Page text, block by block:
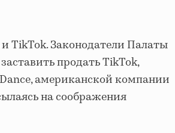
TikTok. Законодатели Палаты
продать TikTok,
американской компании
на соображения